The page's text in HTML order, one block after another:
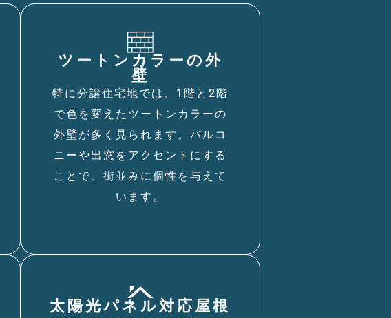
ツートンカラーの外
壁
特に分譲住宅地では、1階と2階
で色を変えたツートンカラーの
外壁が多く見られます。バルコ
ニーや出窓をアクセントにする
ことで、街並みに個性を与えて
います。
太陽光パネル対応屋根